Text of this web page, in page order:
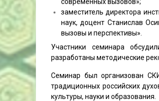
заместитель директора
наук, доцент Станислав
вызовы и перспективы».
Участники семинара
разработаны методические
Семинар был организован
традиционных российских
культуры, науки и образования.